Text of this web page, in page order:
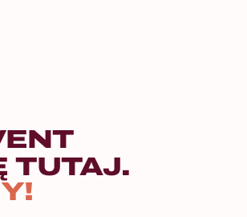
TUTAJ.